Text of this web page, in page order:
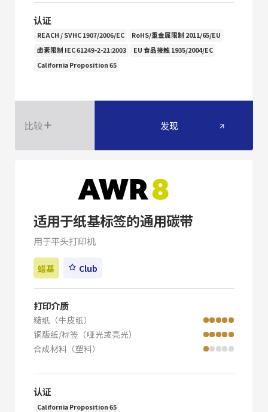
认证
REACH / SVHC 1907/2006/EC
RoHS/重金属限制 2011/65/EU
卤素限制 IEC 61249-2-21:2003
EU 食品接触 1935/2004/EC
California Proposition 65
比较 发现
适用于纸基标签的通用碳带
用于平头打印机
蜡基 Club
打印介质
糙纸（牛皮纸）
铜版纸/标签（哑光或亮光）
合成材料（塑料）
认证
California Proposition 65